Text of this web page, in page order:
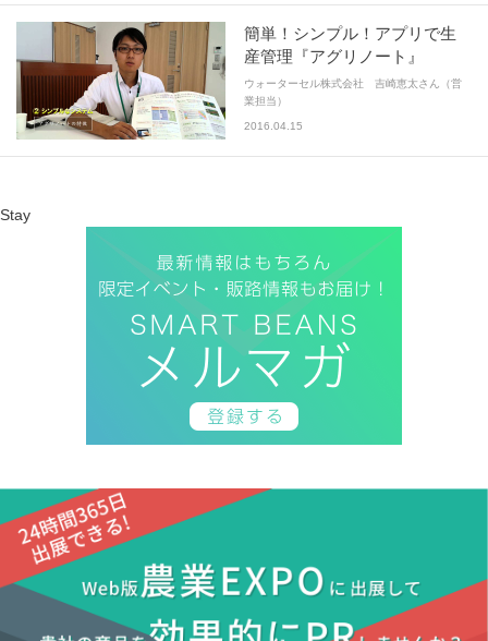
簡単！シンプル！アプリで生
産管理『アグリノート』
ウォーターセル株式会社 吉崎恵太さん（営
業担当）
2016.04.15
Stay